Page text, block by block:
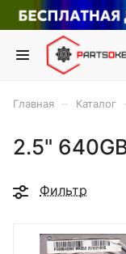
Главная Каталог
2.5"
Фильтр